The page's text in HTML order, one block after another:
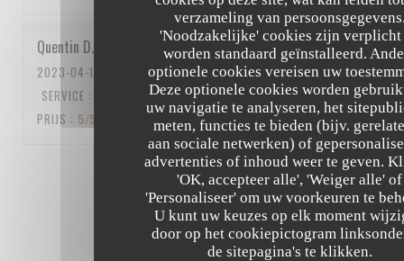
verzameling van
'Noodzakelijke' cookies zijn verplicht
worden standaard geïnstalleerd.
optionele cookies vereisen uw
Deze optionele cookies worden
uw navigatie te analyseren, het
meten, functies te bieden (bijv.
aan sociale netwerken) of
advertenties of inhoud weer te geven.
'OK, accepteer alle', 'Weiger alle' of
'Personaliseer' om uw voorkeuren te
U kunt uw keuzes op elk moment
door op het cookiepictogram
de sitepagina's te klikken.
Quentin D
2023-04-15
- 12:15 - GASTEN 5
SERVICE : ATMOSFEER: 5/5 KEUKEN: 5/5 KWALITEIT /
PRIJS : 5/5
2 3